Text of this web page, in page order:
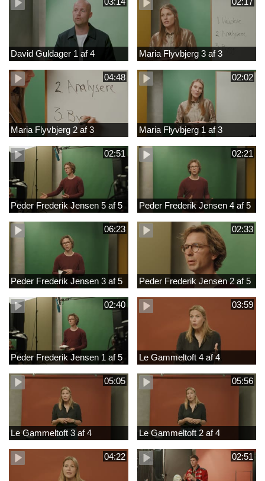
David Guldager 1 af 4 Maria Flyvbjerg 3 af 3
04:48
Maria Flyvbjerg 2 af 3
02:02
Maria Flyvbjerg 1 af 3
02:51
Peder Frederik Jensen 5 af 5
02:21
Peder Frederik Jensen 4 af 5
06:23
Peder Frederik Jensen 3 af 5
02:33
Peder Frederik Jensen 2 af 5
02:40
Peder Frederik Jensen 1 af 5
03:59
Le Gammeltoft 4 af 4
05:05
Le Gammeltoft 3 af 4
05:56
Le Gammeltoft 2 af 4
04:22 02:51